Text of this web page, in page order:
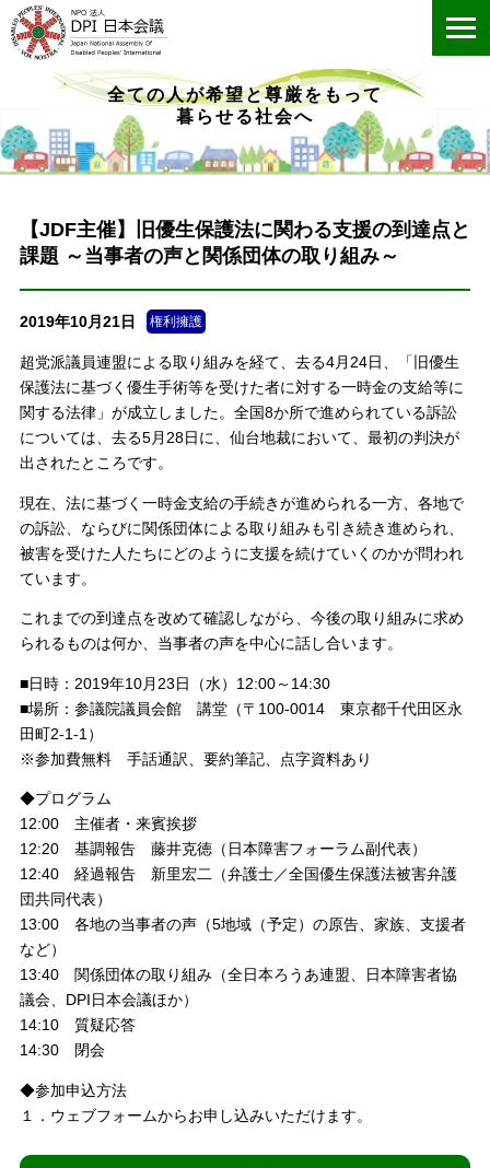
全ての人が希望と尊厳をもって
暮らせる社会へ
【JDF主催】旧優生保護法に関わる支援の到達点と
課題 ～当事者の声と関係団体の取り組み～
2019年10月21日 権利擁護
超党派議員連盟による取り組みを経て、去る4月24日、「旧優生
保護法に基づく優生手術等を受けた者に対する一時金の支給等に
関する法律」が成立しました。全国8か所で進められている訴訟
については、去る5月28日に、仙台地裁において、最初の判決が
出されたところです。
現在、法に基づく一時金支給の手続きが進められる一方、各地で
の訴訟、ならびに関係団体による取り組みも引き続き進められ、
被害を受けた人たちにどのように支援を続けていくのかが問われ
ています。
これまでの到達点を改めて確認しながら、今後の取り組みに求め
られるものは何か、当事者の声を中心に話し合います。
■日時：2019年10月23日（水）12:00～14:30
■場所：参議院議員会館 講堂（〒100-0014 東京都千代田区永
田町2-1-1）
※参加費無料 手話通訳、要約筆記、点字資料あり
◆プログラム
12:00 主催者・来賓挨拶
12:20 基調報告 藤井克徳（日本障害フォーラム副代表）
12:40 経過報告 新里宏二（弁護士／全国優生保護法被害弁護
団共同代表）
13:00 各地の当事者の声（5地域（予定）の原告、家族、支援者
など）
13:40 関係団体の取り組み（全日本ろうあ連盟、日本障害者協
議会、DPI日本会議ほか）
14:10 質疑応答
14:30 閉会
◆参加申込方法
１．ウェブフォームからお申し込みいただけます。